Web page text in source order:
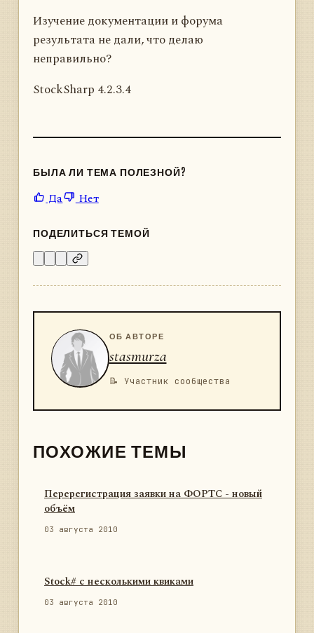
Изучение документации и форума
результата не дали, что делаю
неправильно?
StockSharp 4.2.3.4
БЫЛА ЛИ ТЕМА ПОЛЕЗНОЙ?
Да Нет
ПОДЕЛИТЬСЯ ТЕМОЙ
ОБ АВТОРЕ
stasmurza
📝 Участник сообщества
ПОХОЖИЕ ТЕМЫ
Перерегистрация заявки на ФОРТС - новый
объём
03 августа 2010
Stock# с несколькими квиками
03 августа 2010